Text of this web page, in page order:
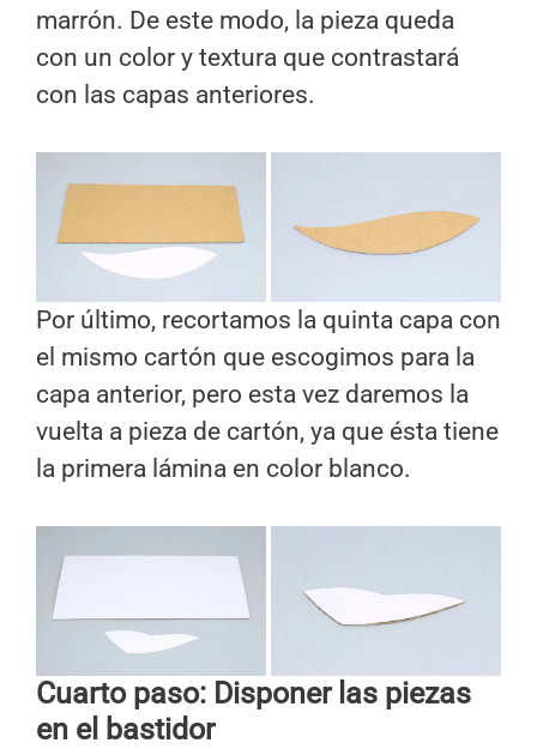
marrón. De este modo, la pieza queda
con un color y textura que contrastará
con las capas anteriores.
Por último, recortamos la quinta capa con
el mismo cartón que escogimos para la
capa anterior, pero esta vez daremos la
vuelta a pieza de cartón, ya que ésta tiene
la primera lámina en color blanco.
Cuarto paso: Disponer las piezas
en el bastidor